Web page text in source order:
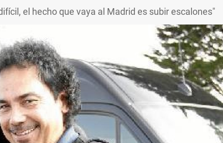
el hecho que vaya al Madrid es subir escalones"